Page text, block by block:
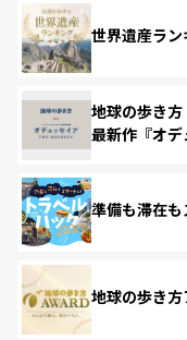
世界遺産ラ
地球の歩き
最新作『オデ
準備も滞在
地球の歩き